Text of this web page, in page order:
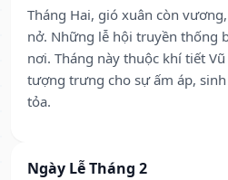
Tháng Hai, gió xuân còn
nở. Những lễ hội truyền thống
nơi. Tháng này thuộc khí tiết
tượng trưng cho sự ấm áp,
tỏa.
Ngày Lễ Tháng 2